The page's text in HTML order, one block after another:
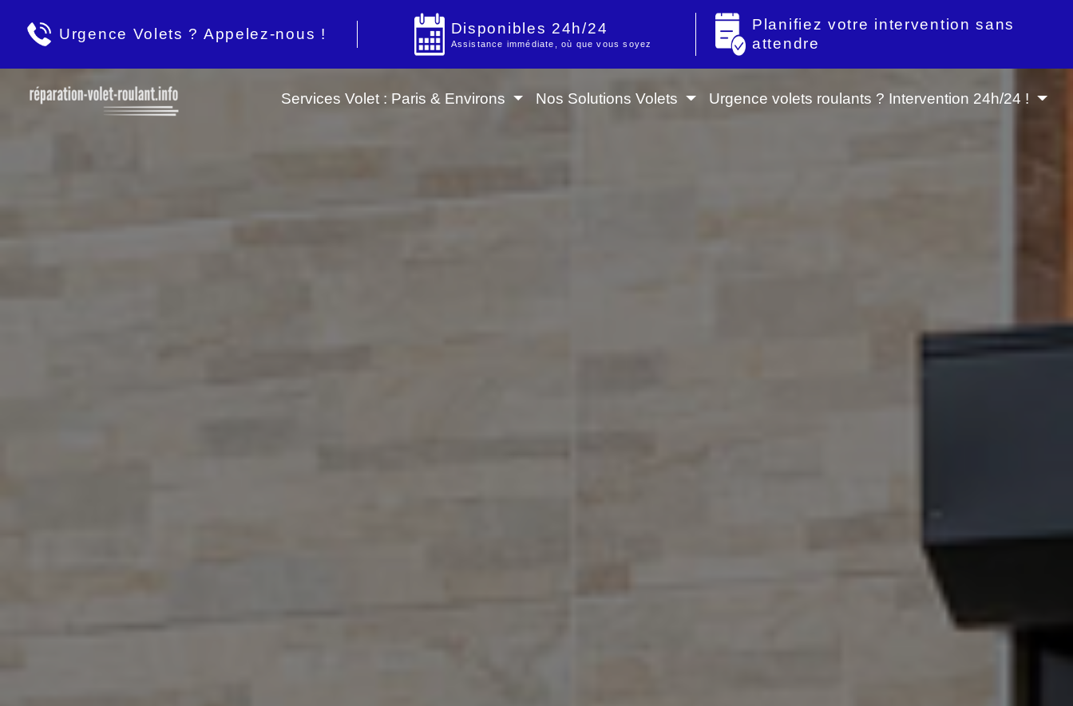
Urgence Volets ? Appelez-nous ! Disponibles 24h/24
Assistance immédiate, où que vous soyez
Planifiez votre intervention sans
attendre
Services Volet : Paris & Environs Nos Solutions Volets Urgence volets roulants ? Intervention 24h/24 !